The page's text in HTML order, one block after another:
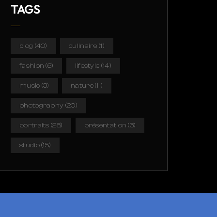
TAGS
blog (40) culinaire (1)
fashion (6) lifestyle (14)
music (3) nature(11)
photography (20)
portraits (28) présentation (3)
studio(15)